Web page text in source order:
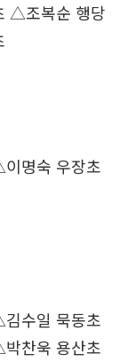
△조복순 행당
명숙 우장초
수일 묵동초
찬욱 용산초